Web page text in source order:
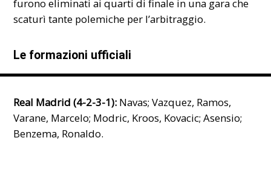
furonoeliminati ai quarti di finale in una gara che
scaturì tante polemiche per l’arbitraggio.
Le formazioni ufficiali
Real Madrid (4-2-3-1): Navas; Vazquez, Ramos,
Varane, Marcelo; Modric, Kroos, Kovacic; Asensio;
Benzema, Ronaldo.